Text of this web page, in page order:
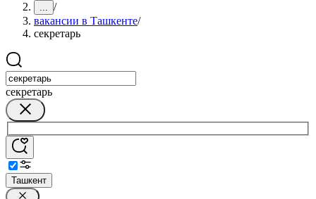
... /
вакансии в Ташкенте/
секретарь
секретарь
Ташкент